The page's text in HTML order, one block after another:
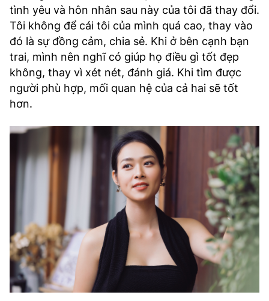
tình yêu và hôn nhân sau này của tôi đã thay đổi.
Tôi không để cái tôi của mình quá cao, thay vào
đó là sự đồng cảm, chia sẻ. Khi ở bên cạnh bạn
trai, mình nên nghĩ có giúp họ điều gì tốt đẹp
không, thay vì xét nét, đánh giá. Khi tìm được
người phù hợp, mối quan hệ của cả hai sẽ tốt
hơn.